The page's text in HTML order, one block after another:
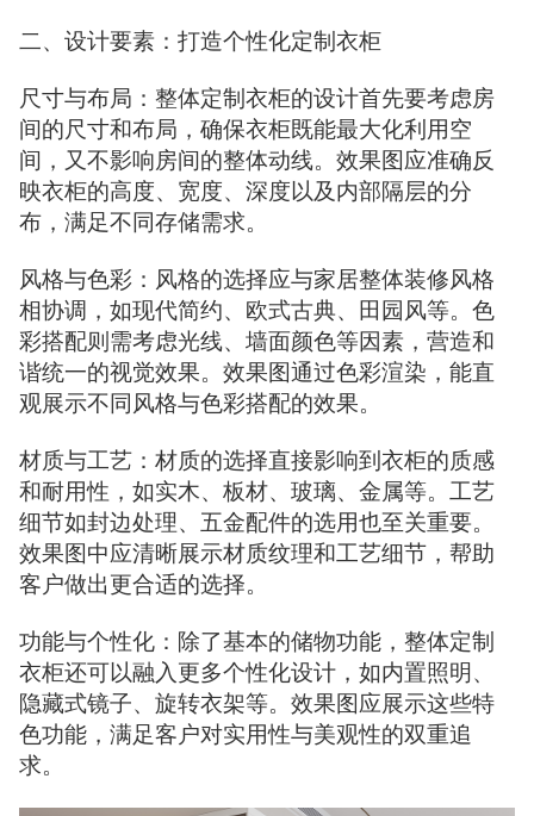
二、设计要素：打造个性化定制衣柜
尺寸与布局：整体定制衣柜的设计首先要考虑房
间的尺寸和布局，确保衣柜既能最大化利用空
间，又不影响房间的整体动线。效果图应准确反
映衣柜的高度、宽度、深度以及内部隔层的分
布，满足不同存储需求。
风格与色彩：风格的选择应与家居整体装修风格
相协调，如现代简约、欧式古典、田园风等。色
彩搭配则需考虑光线、墙面颜色等因素，营造和
谐统一的视觉效果。效果图通过色彩渲染，能直
观展示不同风格与色彩搭配的效果。
材质与工艺：材质的选择直接影响到衣柜的质感
和耐用性，如实木、板材、玻璃、金属等。工艺
细节如封边处理、五金配件的选用也至关重要。
效果图中应清晰展示材质纹理和工艺细节，帮助
客户做出更合适的选择。
功能与个性化：除了基本的储物功能，整体定制
衣柜还可以融入更多个性化设计，如内置照明、
隐藏式镜子、旋转衣架等。效果图应展示这些特
色功能，满足客户对实用性与美观性的双重追
求。